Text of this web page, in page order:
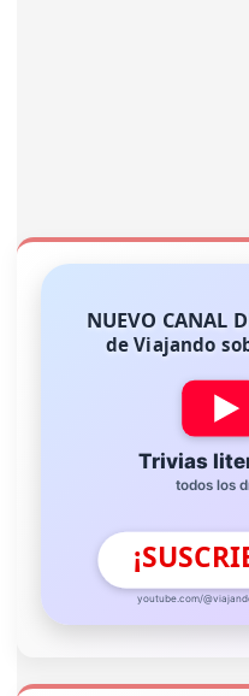
NUEVO CANAL
de Viajando
Trivias
todos los
youtube.com/